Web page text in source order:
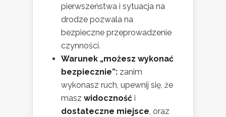
pierwszeństwa i sytuacja na
drodze pozwala na
bezpieczne przeprowadzenie
czynności.
Warunek „możesz wykonać
bezpiecznie”: zanim
wykonasz ruch, upewnij się, że
masz widoczność i
dostateczne miejsce, oraz